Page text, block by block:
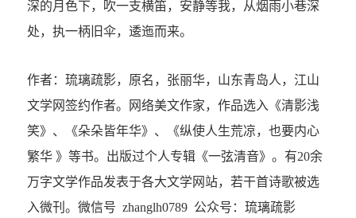
深的月色下，吹一支横笛，安静等我，从烟雨小巷深
处，执一柄旧伞，逶迤而来。
作者：琉璃疏影，原名，张丽华，山东青岛人，江山
文学网签约作者。网络美文作家，作品选入《清影浅
笑》、《朵朵皆年华》、《纵使人生荒凉，也要内心
繁华 》等书。出版过个人专辑《一弦清音》。有20余
万字文学作品发表于各大文学网站，若干首诗歌被选
入微刊。微信号 zhanglh0789 公众号：琉璃疏影